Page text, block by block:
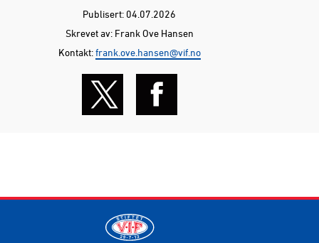
Publisert: 04.07.2026
Skrevet av: Frank Ove Hansen
Kontakt:frank.ove.hansen@vif.no